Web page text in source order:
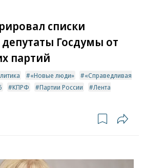
списки
Госдумы от
партий
«Новые люди»
«Справедливая
КПРФ Партии России
Лента